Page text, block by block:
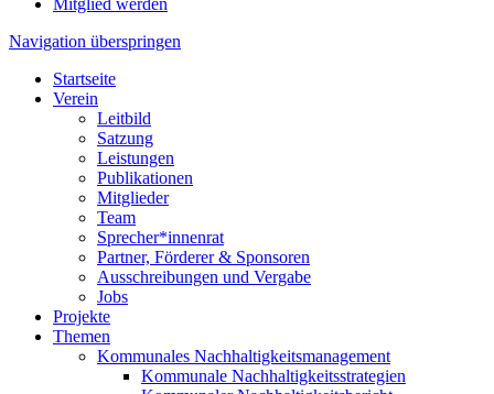
Mitglied werden
Navigation überspringen
Startseite
Verein
Leitbild
Satzung
Leistungen
Publikationen
Mitglieder
Team
Sprecher*innenrat
Partner, Förderer & Sponsoren
Ausschreibungen und Vergabe
Jobs
Projekte
Themen
Kommunales Nachhaltigkeitsmanagement
Kommunale Nachhaltigkeitsstrategien